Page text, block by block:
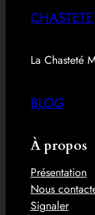
CHASTETE
La Chasteté
BLOG
À propos
Présentation
Nous
Signaler